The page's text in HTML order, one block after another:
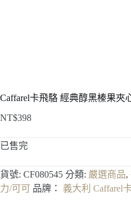
Caffarel卡飛駱 經典醇黑榛果夾
NT$398
已售完
貨號: CF080545 分類: 嚴選商品,
力/可可 品牌： 義大利 Caffarel